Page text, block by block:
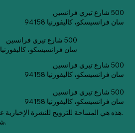
500 شارع تيري فرانسين
سان فرانسيسكو، كاليفورنيا 94158
500 شارع تيري فرانسين
سان فرانسيسكو، كاليفورنيا 94158
500 شارع تيري فرانسين
سان فرانسيسكو، كاليفورنيا 94158
500 شارع تيري فرانسين
سان فرانسيسكو، كاليفورنيا 94158
هذه هي المساحة للترويج للنشرة الإخبارية عبر البريد الإلكتروني للشركة.
شجع الناس على الاشتراك هنا.